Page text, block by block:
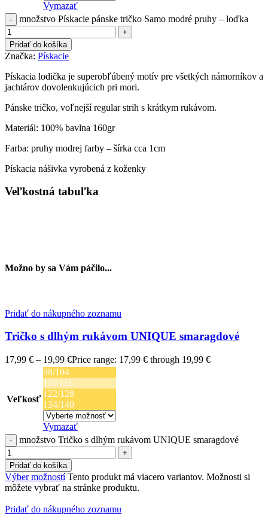
Vymazať
množstvo Pískacie pánske tričko Samo modré pruhy – loďka
Pridať do košíka
Značka: Pískacie
Pískacia lodička je superobľúbený motív pre všetkých námorníkov a
jachtárov dovolenkujúcich pri mori.
Pánske tričko, voľnejší regular strih s krátkym rukávom.
Materiál: 100% bavlna 160gr
Farba: pruhy modrej farby – šírka cca 1cm
Pískacia nášivka vyrobená z koženky
Veľkostná tabuľka
Možno by sa Vám páčilo...
Pridať do nákupného zoznamu
Tričko s dlhým rukávom UNIQUE smaragdové
17,99 € – 19,99 €Price range: 17,99 € through 19,99 €
Veľkosť
98/104
110/116
122/128
134/140
Vymazať
množstvo Tričko s dlhým rukávom UNIQUE smaragdové
Pridať do košíka
Výber možností Tento produkt má viacero variantov. Možnosti si
môžete vybrať na stránke produktu.
Pridať do nákupného zoznamu